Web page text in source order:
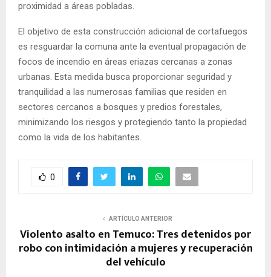
proximidad a áreas pobladas.
El objetivo de esta construcción adicional de cortafuegos
es resguardar la comuna ante la eventual propagación de
focos de incendio en áreas eriazas cercanas a zonas
urbanas. Esta medida busca proporcionar seguridad y
tranquilidad a las numerosas familias que residen en
sectores cercanos a bosques y predios forestales,
minimizando los riesgos y protegiendo tanto la propiedad
como la vida de los habitantes.
0
ARTÍCULO ANTERIOR
Violento asalto en Temuco: Tres detenidos por
robo con intimidación a mujeres y recuperación
del vehículo